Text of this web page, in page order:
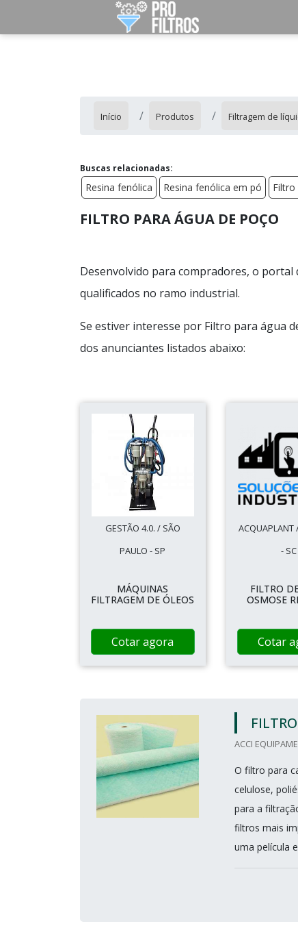
Início Produtos Filtragem de
Buscas relacionadas:
Resina fenólica Resina fenólica em pó Filtro
FILTRO PARA ÁGUA DE POÇO
Desenvolvido para compradores, o
qualificados no ramo industrial.
Se estiver interesse por Filtro para água
dos anunciantes listados abaixo:
GESTÃO 4.0. / SÃO
PAULO - SP
MÁQUINAS
FILTRAGEM DE ÓLEOS
Cotar agora
ACQUAPLANT
- SC
FILTRO
OSMOSE
Cotar
ACCI
O filtro para
celulose,
para a
filtros mais
uma película